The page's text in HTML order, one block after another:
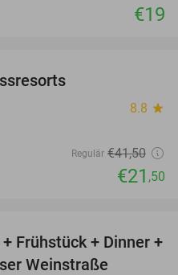
€19
8.8 star
Regulär €41,50
€21 ,50
22%
Frühstück + Dinner +
Weinstraße